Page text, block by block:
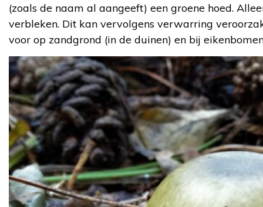
(zoals de naam al aangeeft) een groene hoed.
verbleken. Dit kan vervolgens verwarring
voor op zandgrond (in de duinen) en bij